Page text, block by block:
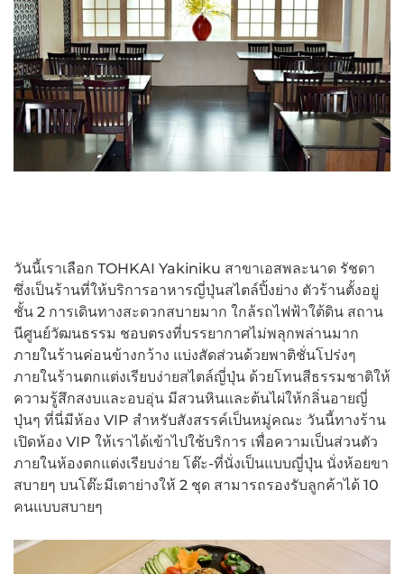
วันนี้เราเลือก TOHKAI Yakiniku สาขาเอสพละนาด รัชดา
ซึ่งเป็นร้านที่ให้บริการอาหารญี่ปุ่นสไตล์ปิ้งย่าง ตัวร้านตั้งอยู่
ชั้น 2 การเดินทางสะดวกสบายมาก ใกล้รถไฟฟ้าใต้ดิน สถาน
นีศูนย์วัฒนธรรม ชอบตรงที่บรรยากาศไม่พลุกพล่านมาก
ภายในร้านค่อนข้างกว้าง แบ่งสัดส่วนด้วยพาติชั่นโปร่งๆ
ภายในร้านตกแต่งเรียบง่ายสไตล์ญี่ปุ่น ด้วยโทนสีธรรมชาติให้
ความรู้สึกสงบและอบอุ่น มีสวนหินและต้นไผ่ให้กลิ่นอายญี่
ปุ่นๆ ที่นี่มีห้อง VIP สำหรับสังสรรค์เป็นหมู่คณะ วันนี้ทางร้าน
เปิดห้อง VIP ให้เราได้เข้าไปใช้บริการ เพื่อความเป็นส่วนตัว
ภายในห้องตกแต่งเรียบง่าย โต๊ะ-ที่นั่งเป็นแบบญี่ปุ่น นั่งห้อยขา
สบายๆ บนโต๊ะมีเตาย่างให้ 2 ชุด สามารถรองรับลูกค้าได้ 10
คนแบบสบายๆ